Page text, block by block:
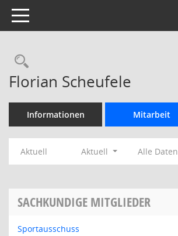
Toggle navigation
Rechercheauswahl
Florian Scheufele
Informationen Mitarbeit
Aktuell Aktuell Alle Daten
SACHKUNDIGE MITGLIEDER
Sportausschuss